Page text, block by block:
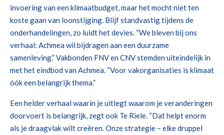
invoering van een klimaatbudget, maar het mocht niet ten
koste gaan van loonstijging. Blijf standvastig tijdens de
onderhandelingen, zo luidt het devies. “We bleven bij ons
verhaal: Achmea wil bijdragen aan een duurzame
samenleving.” Vakbonden FNV en CNV stemden uiteindelijk in
met het eindbod van Achmea. “Voor vakorganisaties is klimaat
óók een belangrijk thema.”
Een helder verhaal waarin je uitlegt waarom je veranderingen
doorvoert is belangrijk, zegt ook Te Riele. “Dat helpt enorm
als je draagvlak wilt creëren. Onze strategie – elke druppel